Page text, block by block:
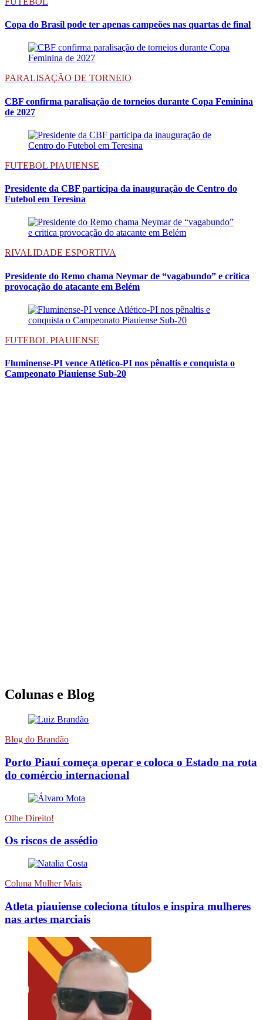
Copa do Brasil pode ter apenas campeões nas quartas de final
PARALISAÇÃO DE TORNEIO
CBF confirma paralisação de torneios durante Copa Feminina
de 2027
FUTEBOL PIAUIENSE
Presidente da CBF participa da inauguração de Centro do
Futebol em Teresina
RIVALIDADE ESPORTIVA
Presidente do Remo chama Neymar de “vagabundo” e critica
provocação do atacante em Belém
FUTEBOL PIAUIENSE
Fluminense-PI vence Atlético-PI nos pênaltis e conquista o
Campeonato Piauiense Sub-20
Colunas e Blog
Blog do Brandão
Porto Piauí começa operar e coloca o Estado na rota
do comércio internacional
Olhe Direito!
Os riscos de assédio
Coluna Mulher Mais
Atleta piauiense coleciona títulos e inspira mulheres
nas artes marciais